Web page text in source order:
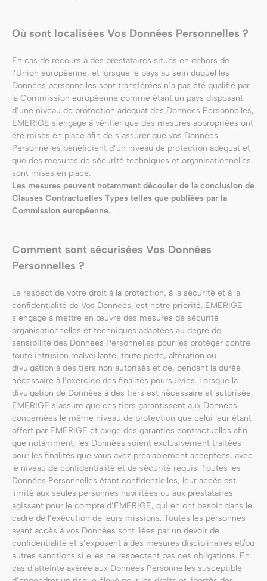
Où sont localisées Vos Données Personnelles ?
En cas de recours à des prestataires situés en dehors de
l’Union européenne, et lorsque le pays au sein duquel les
Données personnelles sont transférées n’a pas été qualifié par
la Commission européenne comme étant un pays disposant
d’une niveau de protection adéquat des Données Personnelles,
EMERIGE s’engage à vérifier que des mesures appropriées ont
été mises en place afin de s’assurer que vos Données
Personnelles bénéficient d’un niveau de protection adéquat et
que des mesures de sécurité techniques et organisationnelles
sont mises en place.
Les mesures peuvent notamment découler de la conclusion de
Clauses Contractuelles Types telles que publiées par la
Commission européenne.
Comment sont sécurisées Vos Données
Personnelles ?
Le respect de votre droit à la protection, à la sécurité et à la
confidentialité de Vos Données, est notre priorité. EMERIGE
s’engage à mettre en œuvre des mesures de sécurité
organisationnelles et techniques adaptées au degré de
sensibilité des Données Personnelles pour les protéger contre
toute intrusion malveillante, toute perte, altération ou
divulgation à des tiers non autorisés et ce, pendant la durée
nécessaire à l’exercice des finalités poursuivies. Lorsque la
divulgation de Données à des tiers est nécessaire et autorisée,
EMERIGE s’assure que ces tiers garantissent aux Données
concernées le même niveau de protection que celui leur étant
offert par EMERIGE et exige des garanties contractuelles afin
que notamment, les Données soient exclusivement traitées
pour les finalités que vous avez préalablement acceptées, avec
le niveau de confidentialité et de sécurité requis. Toutes les
Données Personnelles étant confidentielles, leur accès est
limité aux seules personnes habilitées ou aux prestataires
agissant pour le compte d’EMERIGE, qui en ont besoin dans le
cadre de l’exécution de leurs missions. Toutes les personnes
ayant accès à vos Données sont liées par un devoir de
confidentialité et s’exposent à des mesures disciplinaires et/ou
autres sanctions si elles ne respectent pas ces obligations. En
cas d’atteinte avérée aux Données Personnelles susceptible